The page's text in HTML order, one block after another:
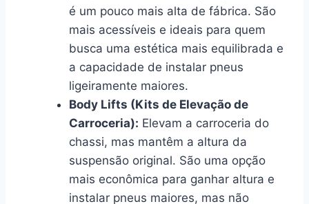
é um pouco mais alta de fábrica. São
mais acessíveis e ideais para quem
busca uma estética mais equilibrada e
a capacidade de instalar pneus
ligeiramente maiores.
Body Lifts (Kits de Elevação de
Carroceria): Elevam a carroceria do
chassi, mas mantêm a altura da
suspensão original. São uma opção
mais econômica para ganhar altura e
instalar pneus maiores, mas não